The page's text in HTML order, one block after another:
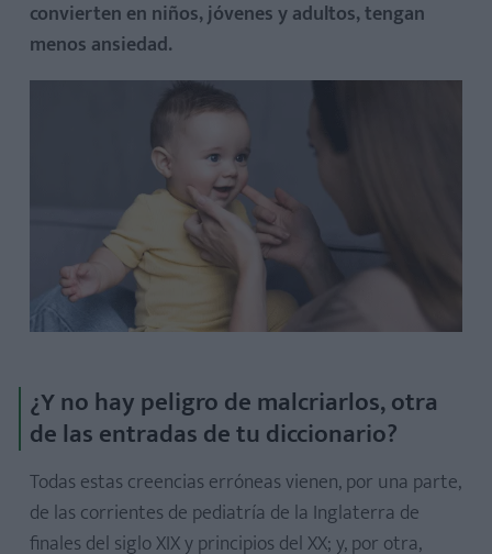
convierten en niños, jóvenes y adultos, tengan
menos ansiedad.
¿Y no hay peligro de malcriarlos, otra
de las entradas de tu diccionario?
Todas estas creencias erróneas vienen, por una parte,
de las corrientes de pediatría de la Inglaterra de
finales del siglo XIX y principios del XX; y, por otra,